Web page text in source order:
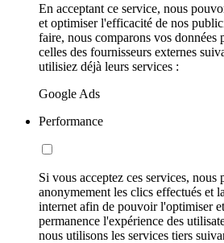
En acceptant ce service, nous
et optimiser l'efficacité de nos
faire, nous comparons vos données
celles des fournisseurs externes
utilisiez déjà leurs services :
Google Ads
Performance
Si vous acceptez ces services, nous
anonymement les clics effectués et
internet afin de pouvoir l'optimiser
permanence l'expérience des
nous utilisons les services tiers